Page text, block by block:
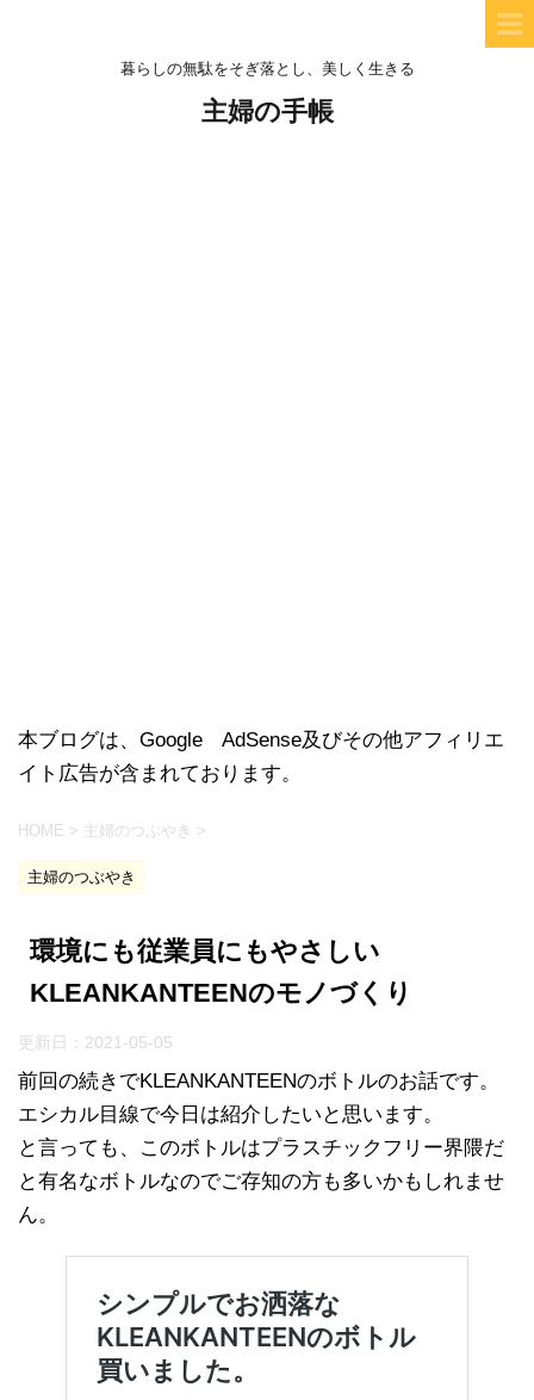
暮らしの無駄をそぎ落とし、美しく生きる
主婦の手帳
本ブログは、Google AdSense及びその他アフィリエ
イト広告が含まれております。
HOME > 主婦のつぶやき >
主婦のつぶやき
環境にも従業員にもやさしい
KLEANKANTEENのモノづくり
更新日： 2021-05-05
前回の続きでKLEANKANTEENのボトルのお話です。
エシカル目線で今日は紹介したいと思います。
と言っても、このボトルはプラスチックフリー界隈だ
と有名なボトルなのでご存知の方も多いかもしれませ
ん。